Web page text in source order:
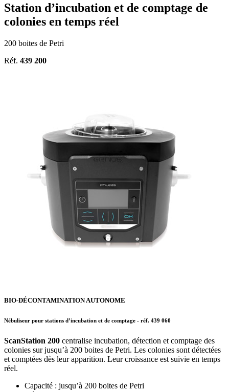
Station d’incubation et de comptage de
colonies en temps réel
200 boites de Petri
Réf. 439 200
BIO-DÉCONTAMINATION AUTONOME
Nébuliseur pour stations d’incubation et de comptage - réf. 439 060
ScanStation 200 centralise incubation, détection et comptage des
colonies sur jusqu’à 200 boites de Petri. Les colonies sont détectées
et comptées dès leur apparition. Leur croissance est suivie en temps
réel.
Capacité : jusqu’à 200 boites de Petri